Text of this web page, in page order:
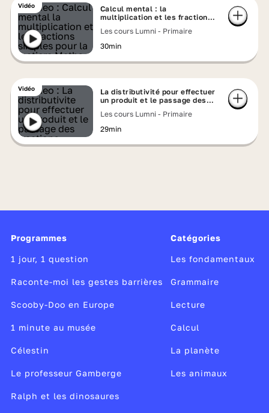
Vidéo
Calcul mental : la
multiplication et les fractions
Les cours Lumni - Primaire
30min
Vidéo
La distributivité pour effectuer
un produit et le passage des
à virgule
Les cours Lumni - Primaire
29min
Programmes
1 jour, 1 question
Raconte-moi les gestes barrières
Scooby-Doo en Europe
1 minute au musée
Célestin
Le professeur Gamberge
Ralph et les dinosaures
Catégories
Les fondamentaux
Grammaire
Lecture
Calcul
La planète
Les animaux